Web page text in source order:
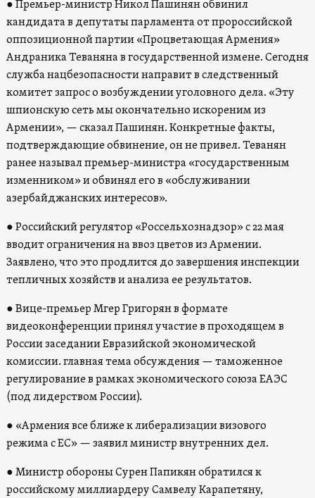
● Премьер-министр Никол Пашинян обвинил
кандидата в депутаты парламента от пророссийской
оппозиционной партии «Процветающая Армения»
Андраника Теваняна в государственной измене. Сегодня
служба нацбезопасности направит в следственный
комитет запрос о возбуждении уголовного дела. «Эту
шпионскую сеть мы окончательно искореним из
Армении», — сказал Пашинян. Конкретные факты,
подтверждающие обвинение, он не привел. Теванян
ранее называл премьер-министра «государственным
изменником» и обвинял его в «обслуживании
азербайджанских интересов».
● Российский регулятор «Россельхознадзор» с 22 мая
вводит ограничения на ввоз цветов из Армении.
Заявлено, что это продлится до завершения инспекции
тепличных хозяйств и анализа ее результатов.
● Вице-премьер Мгер Григорян в формате
видеоконференции принял участие в проходящем в
России заседании Евразийской экономической
комиссии. главная тема обсуждения — таможенное
регулирование в рамках экономического союза ЕАЭС
(под лидерством России).
● «Армения все ближе к либерализации визового
режима с ЕС» — заявил министр внутренних дел.
● Министр обороны Сурен Папикян обратился к
российскому миллиардеру Самвелу Карапетяну,